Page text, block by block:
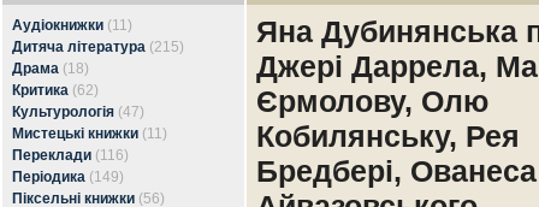
Аудіокнижки (11)
Дитяча література (215)
Драма (18)
Критика (62)
Культурологія (47)
Мистецькі книжки (11)
Переклади (116)
Періодика (149)
Піксельні книжки (56)
Яна Дубинянська
Джері Даррела,
Єрмолову, Олю
Кобилянську, Рея
Бредбері, Ованеса